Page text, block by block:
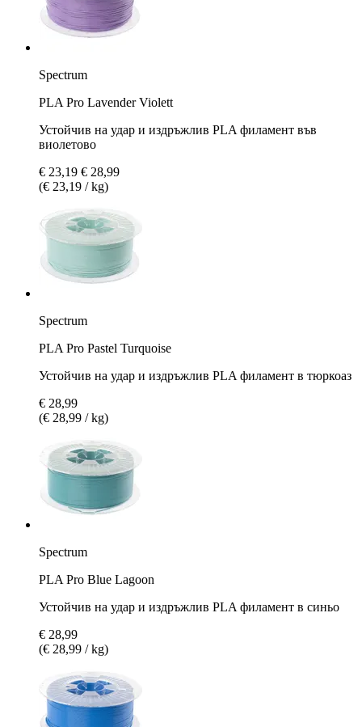
Spectrum
PLA Pro Lavender Violett
Устойчив на удар и издръжлив PLA филамент във
виолетово
€ 23,19 € 28,99
(€ 23,19 / kg)
Spectrum
PLA Pro Pastel Turquoise
Устойчив на удар и издръжлив PLA филамент в тюркоаз
€ 28,99
(€ 28,99 / kg)
Spectrum
PLA Pro Blue Lagoon
Устойчив на удар и издръжлив PLA филамент в синьо
€ 28,99
(€ 28,99 / kg)